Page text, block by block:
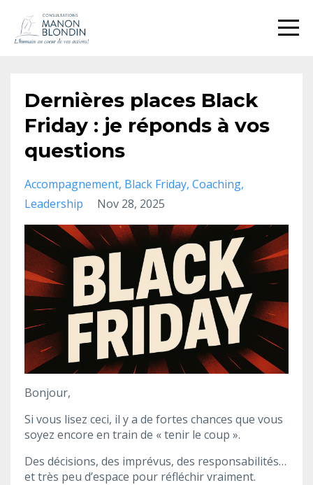
Dernières places Black
Friday : je réponds à vos
questions
Accompagnement Black Friday Coaching
Leadership
Nov 28, 2025
Bonjour,
Si vous lisez ceci, il y a de fortes chances que vous
soyez encore en train de « tenir le coup ».
Des décisions, des imprévus, des responsabilités…
et très peu d’espace pour réfléchir vraiment.